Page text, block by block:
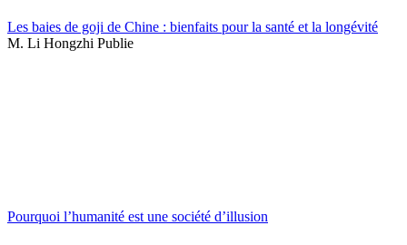
Les baies de goji de Chine : bienfaits pour la santé et la longévité
M. Li Hongzhi Publie
Pourquoi l’humanité est une société d’illusion